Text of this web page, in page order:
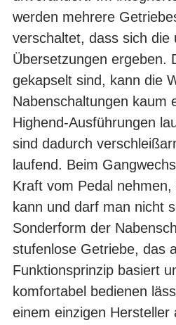
werden mehrere
verschaltet, dass sich die
Übersetzungen ergeben.
gekapselt sind, kann die
Nabenschaltungen kaum
Highend-Ausführungen
sind dadurch
laufend. Beim
Kraft vom Pedal
kann und darf man nicht
Sonderform der
stufenlose Getriebe, das
Funktionsprinzip basiert
komfortabel bedienen
einem einzigen Hersteller